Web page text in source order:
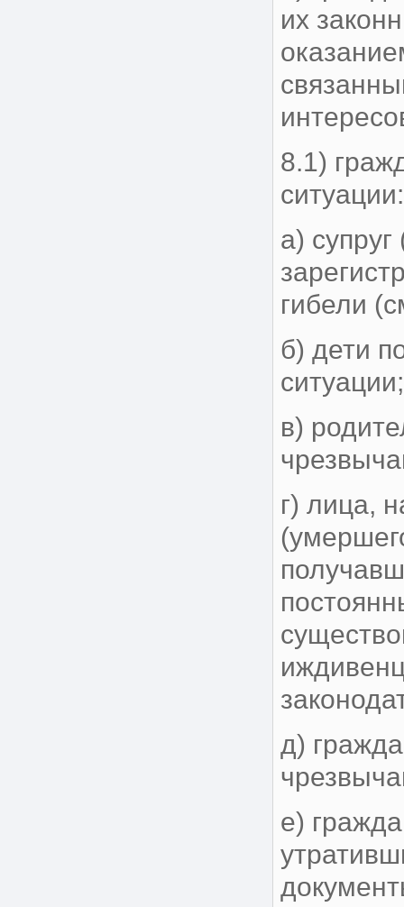
их
8.1)
ситуации:
а)
гибели
б) дети
ситуации;
в)
г) лица,
д)
е)